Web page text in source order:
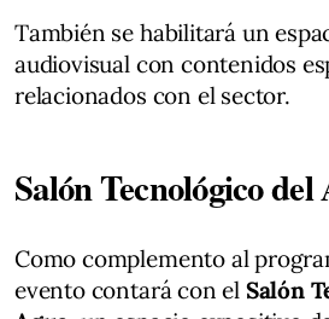
También se habilitará un
audiovisual con contenidos
relacionados con el sector.
Salón Tecnológico del
Como complemento al
evento contará con el Salón